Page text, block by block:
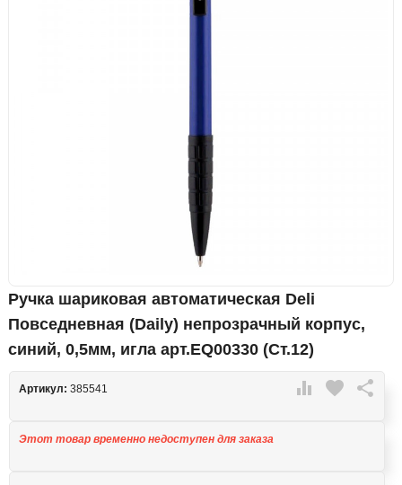
Ручка шариковая автоматическая Deli
Повседневная (Daily) непрозрачный корпус,
синий, 0,5мм, игла арт.EQ00330 (Ст.12)
 favorite 
Артикул: 385541
Этот товар временно недоступен для заказа